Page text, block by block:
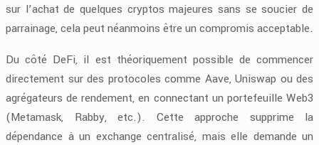
sur l’achat de quelques cryptos majeures sans se soucier de
parrainage, cela peut néanmoins être un compromis acceptable.
Du côté DeFi, il est théoriquement possible de commencer
directement sur des protocoles comme Aave, Uniswap ou des
agrégateurs de rendement, en connectant un portefeuille Web3
(Metamask, Rabby, etc.). Cette approche supprime la
dépendance à un exchange centralisé, mais elle demande un